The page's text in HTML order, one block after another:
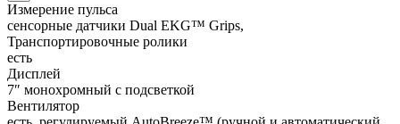
Измерение пульса
сенсорные датчики Dual EKG™ Grips,
Транспортировочные ролики
есть
Дисплей
7″ монохромный с подсветкой
Вентилятор